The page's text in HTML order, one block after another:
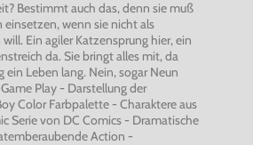
Bestimmt auch das, denn sie muß
einsetzen, wenn sie nicht als
Ein agiler Katzensprung hier, ein
da. Sie bringt alles mit, da
ein Leben lang. Nein, sogar Neun
Play - Darstellung der
Color Farbpalette - Charaktere aus
Serie von DC Comics - Dramatische
Action -